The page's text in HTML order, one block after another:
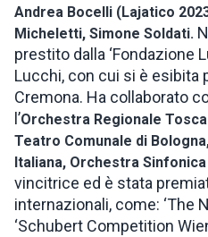
Andrea Bocelli (Lajatico
Micheletti, Simone Soldati.
prestito dalla ‘Fondazione
Lucchi, con cui si è esibita
Cremona. Ha collaborato
l’Orchestra Regionale
Teatro Comunale di
Italiana, Orchestra
vincitrice ed è stata
internazionali, come: ‘The
‘Schubert Competition